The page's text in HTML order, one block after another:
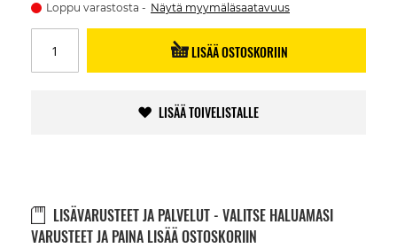
Loppu varastosta Näytä myymäläsaatavuus
LISÄÄ OSTOSKORIIN
LISÄÄ TOIVELISTALLE
LISÄVARUSTEET JA PALVELUT - VALITSE HALUAMASI
VARUSTEET JA PAINA LISÄÄ OSTOSKORIIN